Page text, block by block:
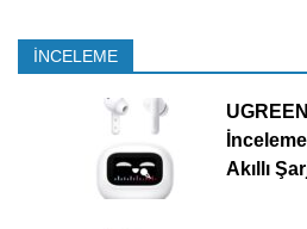
İNCELEME
Akıllı